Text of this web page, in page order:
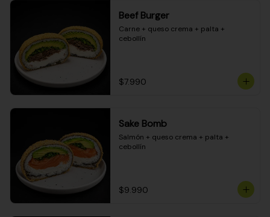
Beef Burger
Carne + queso crema + palta +
cebollín
$7.990
Sake Bomb
Salmón + queso crema + palta +
cebollín
$9.990